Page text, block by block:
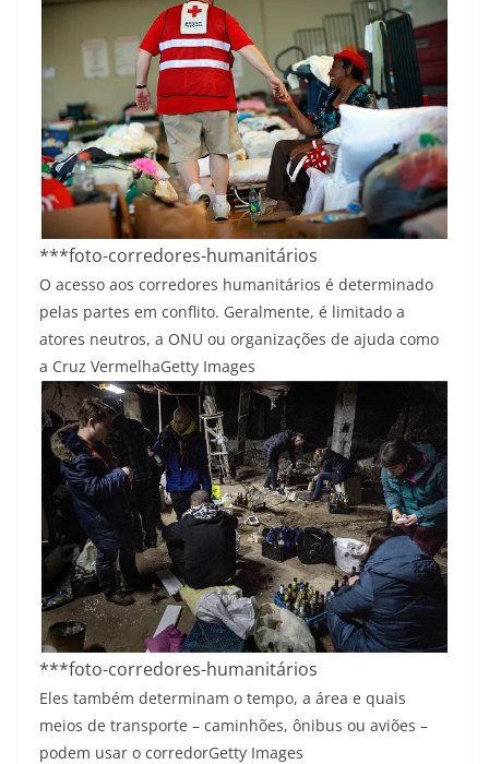
***foto-corredores-humanitários
O acesso aos corredores humanitários é determinado
pelas partes em conflito. Geralmente, é limitado a
atores neutros, a ONU ou organizações de ajuda como
a Cruz VermelhaGetty Images
***foto-corredores-humanitários
Eles também determinam o tempo, a área e quais
meios de transporte – caminhões, ônibus ou aviões –
podem usar o corredorGetty Images